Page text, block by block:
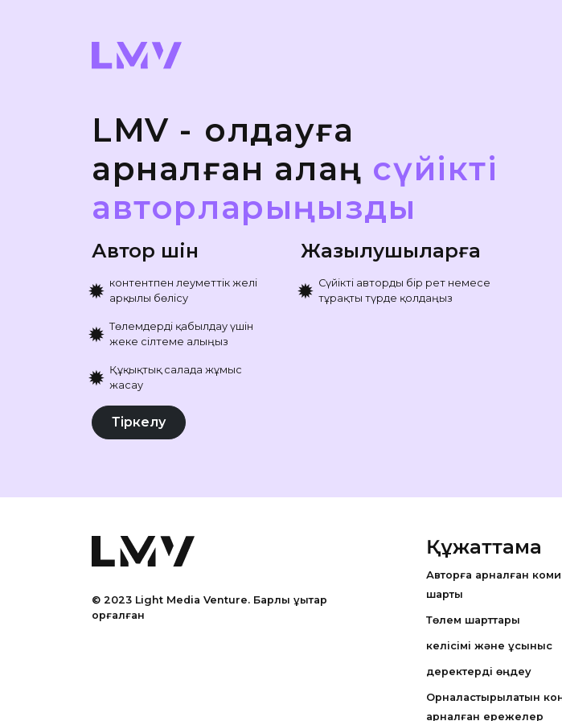
LMV - қолдауға
арналған алаң сүйікті
авторларыңызды
Автор үшін
✹ контентпен Әлеуметтік желі
арқылы бөлісу
✹ Төлемдерді қабылдау үшін
жеке сілтеме алыңыз
✹ Құқықтық салада жұмыс
жасау
Жазылушыларға
✹ Сүйікті авторды бір рет немесе
тұрақты түрде қолдаңыз
Тіркелу
© 2023 Light Media Venture. Барлық құқықтар
қорғалған
Құжаттама
Авторға арналған
шарты
Төлем шарттары
келісімі және ұсыныс
деректерді өңдеу
Орналастырылатын
арналған ережелер